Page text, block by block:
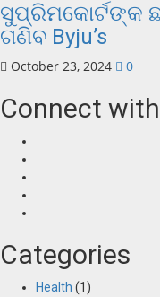
ସୁପ୍ରିମକୋର୍ଟଙ୍କ
ଗଣିବ Byju’s
October 23, 2024 0
Connect
Categories
Health (1)